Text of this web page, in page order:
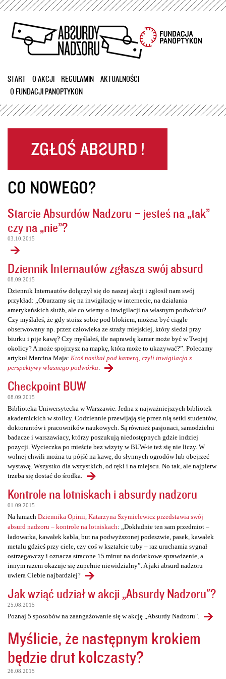
Przejdź
treści
START O AKCJI REGULAMIN
AKTUALNOŚCI
O FUNDACJI PANOPTYKON
CO NOWEGO?
Starcie Absurdów Nadzoru – jesteś na „tak”
czy na „nie”?
03.10.2015
Dziennik Internautów zgłasza swój absurd
08.09.2015
Dziennik Internautów dołączył się do naszej akcji i zgłosił nam swój
przykład: „Oburzamy się na inwigilację w internecie, na działania
amerykańskich służb, ale co wiemy o inwigilacji na własnym podwórku?
Czy myślałeś, że gdy stoisz sobie pod blokiem, możesz być ciągle
obserwowany np. przez człowieka ze straży miejskiej, który siedzi przy
biurku i pije kawę? Czy myślałeś, ile naprawdę kamer może być w Twojej
okolicy? A może spojrzysz na mapkę, która może to ukazywać?”. Polecamy
artykuł Marcina Maja: Ktoś nasikał pod kamerą, czyli inwigilacja z
perspektywy własnego podwórka
Checkpoint BUW
08.09.2015
Biblioteka Uniwersytecka w Warszawie. Jedna z najważniejszych bibliotek
akademickich w stolicy. Codziennie przewijają się przez nią setki studentów,
doktorantów i pracowników naukowych. Są również pasjonaci, samodzielni
badacze i warszawiacy, którzy poszukują niedostępnych gdzie indziej
pozycji. Wycieczka po mieście bez wizyty w BUW-ie też się nie liczy. W
wolnej chwili można tu pójść na kawę, do słynnych ogrodów lub obejrzeć
wystawę. Wszystko dla wszystkich, od ręki i na miejscu. No tak, ale najpierw
trzeba się dostać do środka.
Kontrole na lotniskach i absurdy nadzoru
01.09.2015
Na łamach Dziennika Opinii, Katarzyna Szymielewicz przedstawia swój
absurd nadzoru – kontrole na lotniskach: „Dokładnie ten sam przedmiot –
ładowarka, kawałek kabla, but na podwyższonej podeszwie, pasek, kawałek
metalu gdzieś przy ciele, czy coś w kształcie tuby – raz uruchamia sygnał
ostrzegawczy i oznacza stracone 15 minut na dodatkowe sprawdzenie, a
innym razem okazuje się zupełnie niewidzialny”. A jaki absurd nadzoru
uwiera Ciebie najbardziej?
Jak wziąć udział w akcji „Absurdy Nadzoru"?
25.08.2015
Poznaj 5 sposobów na zaangażowanie się w akcję „Absurdy Nadzoru".
Myślicie, że następnym krokiem
będzie drut kolczasty?
26.08.2015